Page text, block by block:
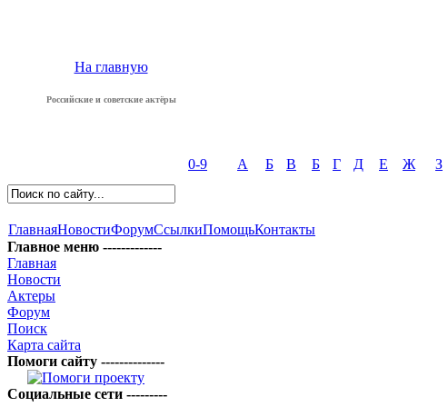
На главную
Российские и советские актёры
0-9 А Б В Б Г Д Е Ж З
ГлавнаяНовостиФорумСсылкиПомощьКонтакты
Главное меню -------------
Главная
Новости
Актеры
Форум
Поиск
Карта сайта
Помоги сайту --------------
Социальные сети ---------